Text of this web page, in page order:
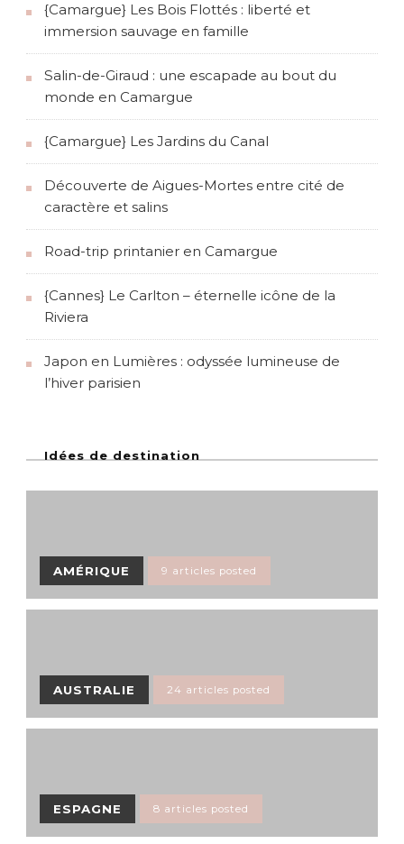
{Camargue} Les Bois Flottés : liberté et
immersion sauvage en famille
Salin-de-Giraud : une escapade au bout du
monde en Camargue
{Camargue} Les Jardins du Canal
Découverte de Aigues-Mortes entre cité de
caractère et salins
Road-trip printanier en Camargue
{Cannes} Le Carlton – éternelle icône de la
Riviera
Japon en Lumières : odyssée lumineuse de
l’hiver parisien
Idées de destination
AMÉRIQUE 9 articles posted
AUSTRALIE 24 articles posted
ESPAGNE 8 articles posted